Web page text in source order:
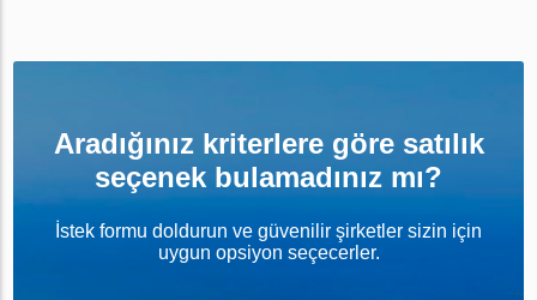
Aradığınız kriterlere göre satılık
seçenek bulamadınız mı?
İstek formu doldurun ve güvenilir şirketler sizin için
uygun opsiyon seçecerler.